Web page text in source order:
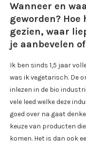
Wanneer en
geworden?
gezien, waar
je aanbevelen
Ik ben sinds 1,5 jaar
was ik vegetarisch. De
inlezen in de bio
vele leed welke deze
goed over na gaat
keuze van producten
komen. Het is dan ook